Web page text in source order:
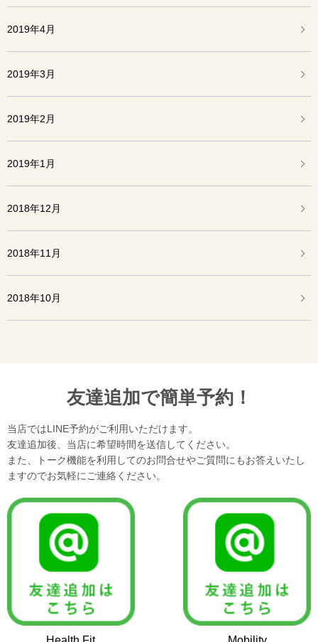
2019年4月
2019年3月
2019年2月
2019年1月
2018年12月
2018年11月
2018年10月
友達追加で簡単予約！
当店ではLINE予約がご利用いただけます。
友達追加後、当店に希望時間を送信してください。
また、トーク機能を利用してのお問合せやご質問にもお答えいたし
ますのでお気軽にご連絡ください。